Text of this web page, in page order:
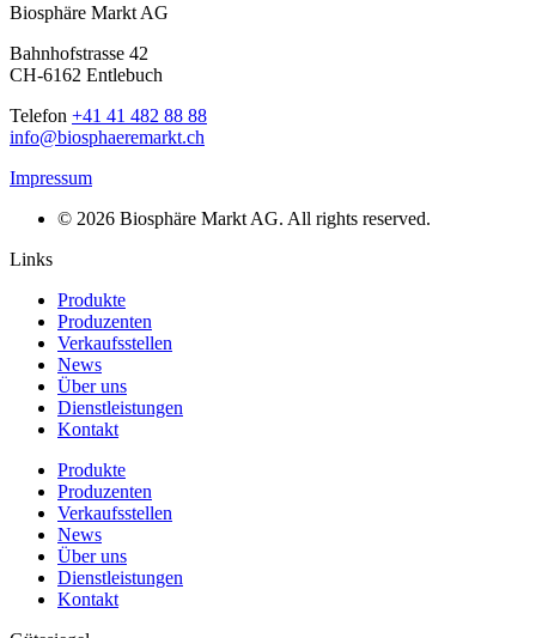
Biosphäre Markt AG
Bahnhofstrasse 42
CH-6162 Entlebuch
Telefon +41 41 482 88 88
info@biosphaeremarkt.ch
Impressum
© 2026 Biosphäre Markt AG. All rights reserved.
Links
Produkte
Produzenten
Verkaufsstellen
News
Über uns
Dienstleistungen
Kontakt
Produkte
Produzenten
Verkaufsstellen
News
Über uns
Dienstleistungen
Kontakt